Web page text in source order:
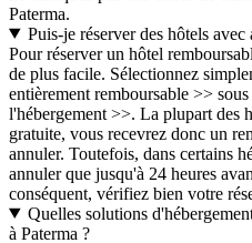
Paterma.
Puis-je réserver des hôtels
Pour réserver un hôtel
de plus facile. Sélectionnez
entièrement remboursable >>
l'hébergement >>. La plupart des
gratuite, vous recevrez donc un
annuler. Toutefois, dans certains
annuler que jusqu'à 24 heures
conséquent, vérifiez bien votre
Quelles solutions
à Paterma ?